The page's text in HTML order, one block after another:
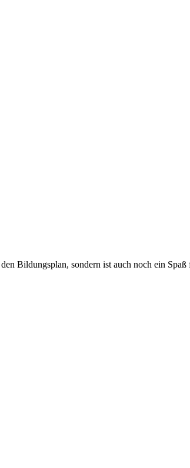
Bildungsplan, sondern ist auch noch ein